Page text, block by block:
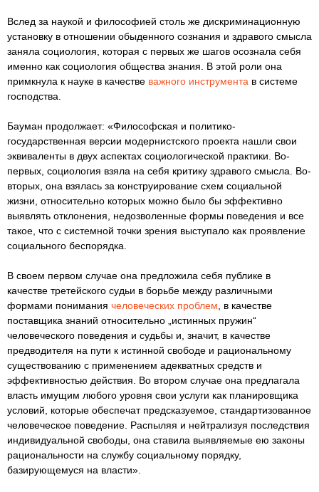
Вслед за наукой и философией столь же дискриминационную
установку в отношении обыденного сознания и здравого смысла
заняла социология, которая с первых же шагов осознала себя
именно как социология общества знания. В этой роли она
примкнула к науке в качестве важного инструмента в системе
господства.
Бауман продолжает: «Философская и политико-
государственная версии модернистского проекта нашли свои
эквиваленты в двух аспектах социологической практики. Во-
первых, социология взяла на себя критику здравого смысла. Во-
вторых, она взялась за конструирование схем социальной
жизни, относительно которых можно было бы эффективно
выявлять отклонения, недозволенные формы поведения и все
такое, что с системной точки зрения выступало как проявление
социального беспорядка.
В своем первом случае она предложила себя публике в
качестве третейского судьи в борьбе между различными
формами понимания человеческих проблем , в качестве
поставщика знаний относительно „истинных пружин“
человеческого поведения и судьбы и, значит, в качестве
предводителя на пути к истинной свободе и рациональному
существованию с применением адекватных средств и
эффективностью действия. Во втором случае она предлагала
власть имущим любого уровня свои услуги как планировщика
условий, которые обеспечат предсказуемое, стандартизованное
человеческое поведение. Распыляя и нейтрализуя последствия
индивидуальной свободы, она ставила выявляемые ею законы
рациональности на службу социальному порядку,
базирующемуся на власти».